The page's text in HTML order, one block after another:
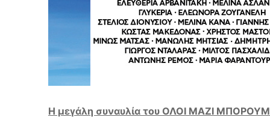
Η μεγάλη συναυλία του ΟΛΟΙ ΜΑΖΙ